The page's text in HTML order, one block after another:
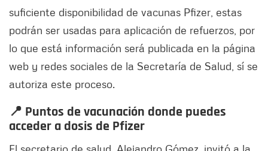
suficiente disponibilidad de vacunas Pfizer, estas
podrán ser usadas para aplicación de refuerzos, por
lo que está información será publicada en la página
web y redes sociales de la Secretaría de Salud, sí se
autoriza este proceso.
📍 Puntos de vacunación donde puedes
acceder a dosis de Pfizer
El secretario de salud, Alejandro Gómez, invitó a la